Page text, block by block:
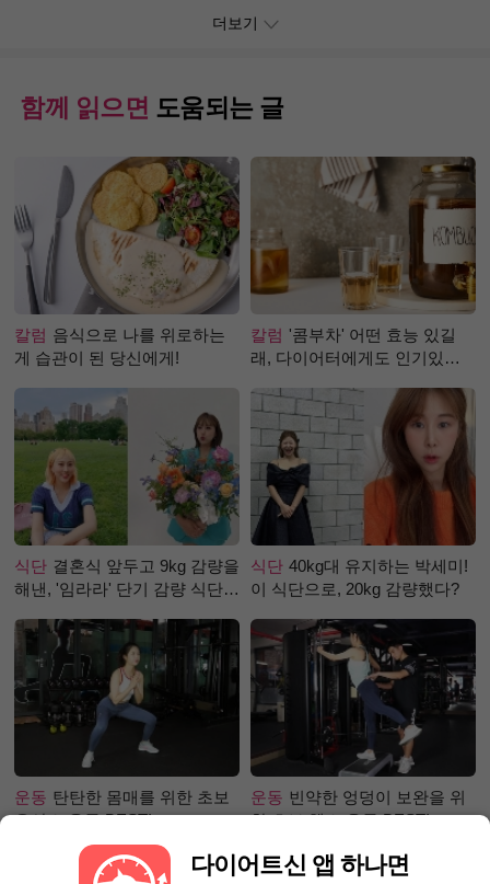
더보기
함께 읽으면 도움되는 글
칼럼 음식으로 나를 위로하는
게 습관이 된 당신에게!
칼럼 '콤부차' 어떤 효능 있길
래, 다이어터에게도 인기있는
식단 결혼식 앞두고 9kg 감량을
해낸, '임라라' 단기 감량 식단
식단 40kg대 유지하는 박세미!
이 식단으로, 20kg 감량했다?
운동 탄탄한 몸매를 위한 초보
유산소 운동 BEST!
운동 빈약한 엉덩이 보완을 위
한 초보 헬스 운동 BEST!
다이어트신 앱 하나면